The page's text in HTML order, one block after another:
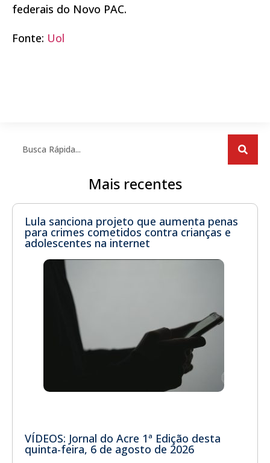
federais do Novo PAC.
Fonte: Uol
Mais recentes
Lula sanciona projeto que aumenta penas
para crimes cometidos contra crianças e
adolescentes na internet
VÍDEOS: Jornal do Acre 1ª Edição desta
quinta-feira, 6 de agosto de 2026